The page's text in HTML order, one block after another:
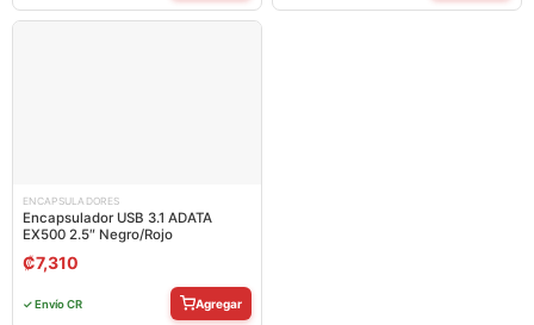
ENCAPSULADORES
Encapsulador USB 3.1 ADATA
EX500 2.5″ Negro/Rojo
₡7,310
✓ Envío CR Agregar